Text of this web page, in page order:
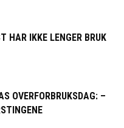
HAR IKKE LENGER BRUK
OVERFORBRUKSDAG: –